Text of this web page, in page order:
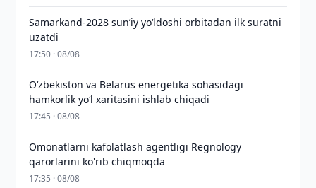
Samarkand-2028 sunʼiy yo‘ldoshi orbitadan ilk suratni
uzatdi
17:50 · 08/08
Oʻzbekiston va Belarus energetika sohasidagi
hamkorlik yoʻl xaritasini ishlab chiqadi
17:45 · 08/08
Omonatlarni kafolatlash agentligi Regnology
qarorlarini ko'rib chiqmoqda
17:35 · 08/08